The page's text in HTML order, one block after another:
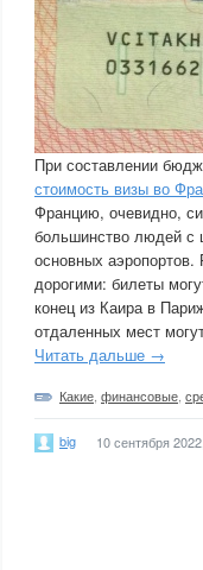
При составлении
стоимость визы во
Францию, очевидно,
большинство людей с
основных
дорогими: билеты
конец из Каира в
отдаленных мест
Читать дальше →
Какие финансовые
big 10 сентября